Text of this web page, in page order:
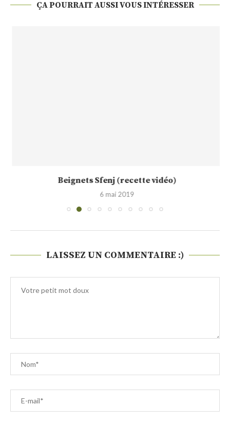
ÇA POURRAIT AUSSI VOUS INTÉRESSER
Beignets Sfenj (recette vidéo)
6 mai 2019
LAISSEZ UN COMMENTAIRE :)